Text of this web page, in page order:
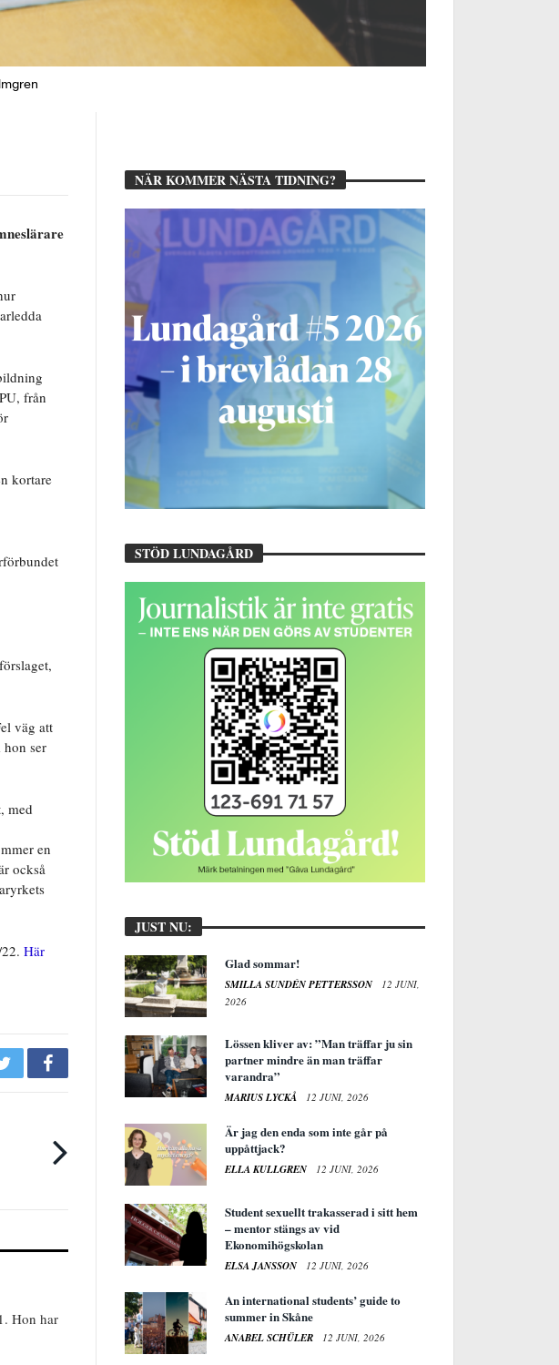
från
kortare
väg att
ser
med
en
också
Här
Hon har
NÄR KOMMER NÄSTA TIDNING?
STÖD LUNDAGÅRD
JUST NU:
Glad sommar!
SMILLA SUNDÉN PETTERSSON
12 JUNI,
2026
Lössen kliver av: ”Man träffar ju sin
partner mindre än man träffar
varandra”
MARIUS LYCKÅ 12 JUNI, 2026
Är jag den enda som inte går på
uppåttjack?
ELLA KULLGREN 12 JUNI, 2026
Student sexuellt trakasserad i sitt hem
– mentor stängs av vid
Ekonomihögskolan
ELSA JANSSON 12 JUNI, 2026
An international students’ guide to
summer in Skåne
ANABEL SCHÜLER 12 JUNI, 2026